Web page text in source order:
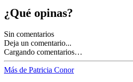
¿Qué opinas?
Sin comentarios
Deja un comentario...
Cargando comentarios…
Más de Patricia Conor